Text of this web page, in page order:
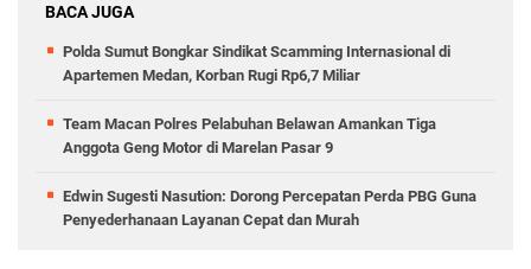
BACA JUGA
Polda Sumut Bongkar Sindikat Scamming Internasional di
Apartemen Medan, Korban Rugi Rp6,7 Miliar
Team Macan Polres Pelabuhan Belawan Amankan Tiga
Anggota Geng Motor di Marelan Pasar 9
Edwin Sugesti Nasution: Dorong Percepatan Perda PBG Guna
Penyederhanaan Layanan Cepat dan Murah